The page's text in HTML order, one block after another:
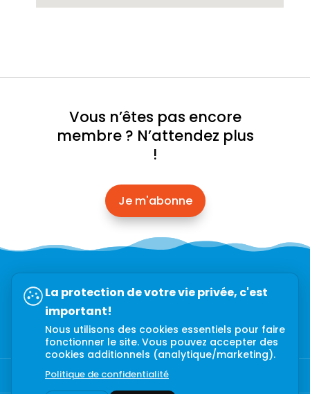
Vous n’êtes pas encore
membre ? N’attendez plus
!
Je m'abonne
Abonnez-vous à l’infolettre →
Politique de confidentialité
La protection de votre vie privée, c'est
important!
Nous utilisons des cookies essentiels pour faire
fonctionner le site. Vous pouvez accepter des
cookies additionnels (analytique/marketing).
Politique de confidentialité